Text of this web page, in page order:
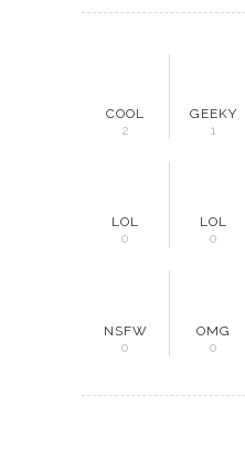
COOL
2
GEEKY
1
LOL
0
LOL
0
NSFW
0
OMG
0